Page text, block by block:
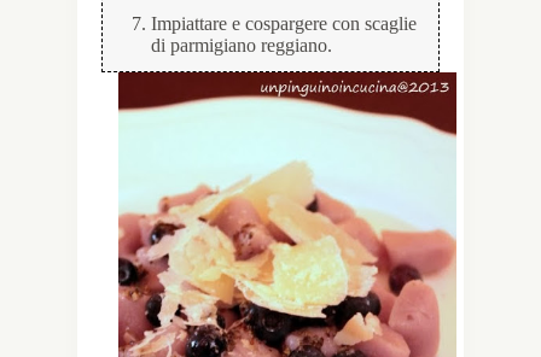
Impiattare e cospargere con scaglie
di parmigiano reggiano.